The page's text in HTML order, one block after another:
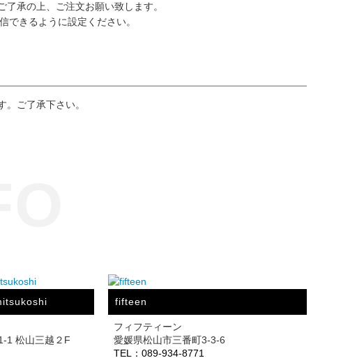
承の上、ご注文お願い致します。
きるように設定ください。
ご了承下さい。
1 松山三越２F
fifteen
フィフティーン
愛媛県松山市三番町3-3-6
TEL：089-934-8771